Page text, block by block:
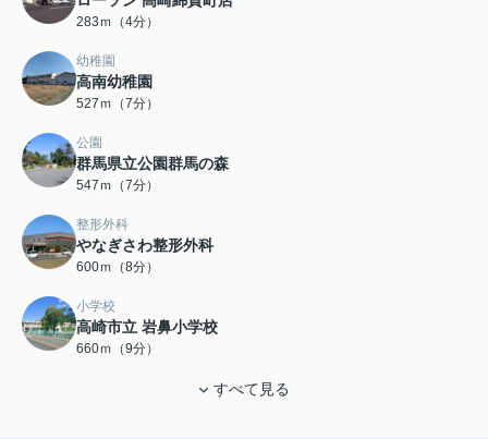
283ｍ（4分）
幼稚園
高南幼稚園
527ｍ（7分）
公園
群馬県立公園群馬の森
547ｍ（7分）
整形外科
やなぎさわ整形外科
600ｍ（8分）
小学校
高崎市立 岩鼻小学校
660ｍ（9分）
すべて見る